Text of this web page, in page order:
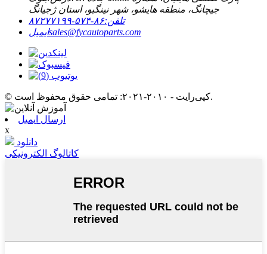
جیچانگ، منطقه هایشو، شهر نینگبو، استان ژجیانگ
تلفن:۸۶-۵۷۴-۸۷۲۷۷۱۹۹
ایمیلsales@fycautoparts.com
© کپی‌رایت - ۲۰۱۰-۲۰۲۱: تمامی حقوق محفوظ است.
ارسال ایمیل
x
دانلود
کاتالوگ الکترونیکی